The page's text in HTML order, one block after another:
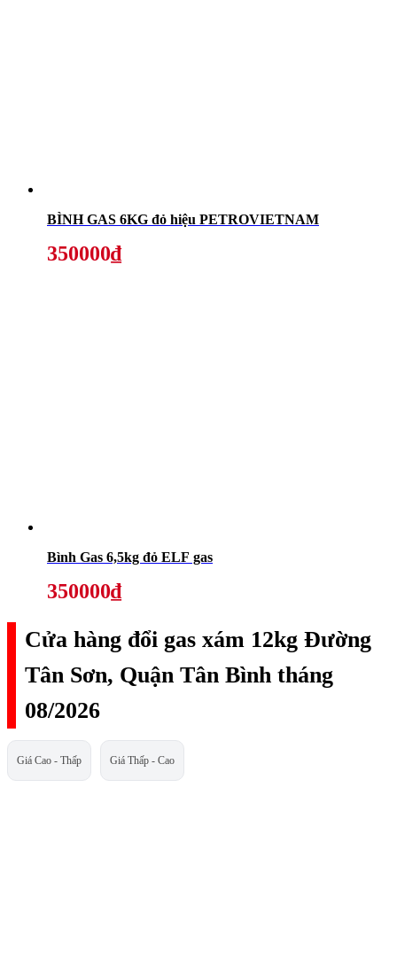
BÌNH GAS 6KG đỏ hiệu PETROVIETNAM
350000₫
Bình Gas 6,5kg đỏ ELF gas
350000₫
Cửa hàng đổi gas xám 12kg Đường
Tân Sơn, Quận Tân Bình tháng
08/2026
Giá Cao - Thấp Giá Thấp - Cao